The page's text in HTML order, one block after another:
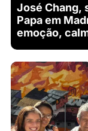
José Chang,
Papa em
emoção,